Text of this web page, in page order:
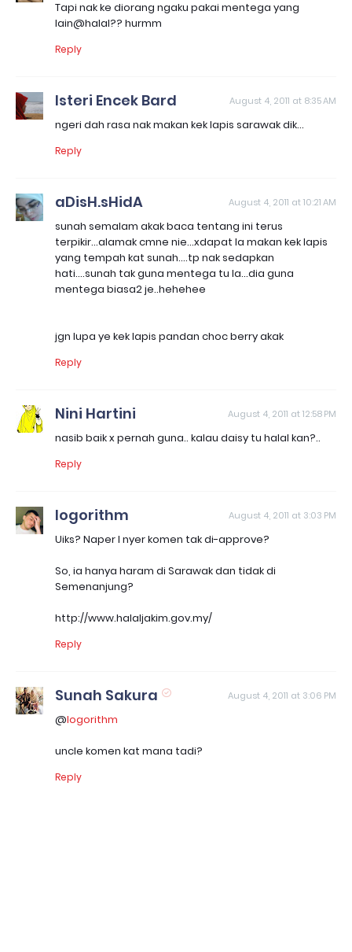
Tapi nak ke diorang ngaku pakai mentega yang
lain@halal?? hurmm
Reply
Isteri Encek Bard August 4, 2011 at 8:35 AM
ngeri dah rasa nak makan kek lapis sarawak dik...
Reply
aDisH.sHidA August 4, 2011 at 10:21 AM
sunah semalam akak baca tentang ini terus
terpikir...alamak cmne nie...xdapat la makan kek lapis
yang tempah kat sunah....tp nak sedapkan
hati....sunah tak guna mentega tu la...dia guna
mentega biasa2 je..hehehee
jgn lupa ye kek lapis pandan choc berry akak
Reply
Nini Hartini August 4, 2011 at 12:58 PM
nasib baik x pernah guna.. kalau daisy tu halal kan?..
Reply
logorithm August 4, 2011 at 3:03 PM
Uiks? Naper I nyer komen tak di-approve?
So, ia hanya haram di Sarawak dan tidak di
Semenanjung?
http://www.halaljakim.gov.my/
Reply
Sunah Sakura August 4, 2011 at 3:06 PM
@logorithm
uncle komen kat mana tadi?
Reply